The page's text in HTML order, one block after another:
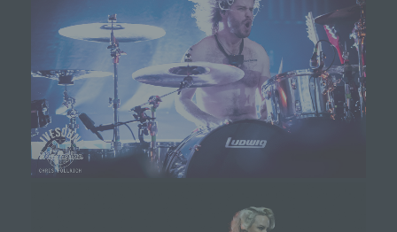
des Benutzers optimiert werden. Cookies
ermöglichen uns, wie bereits erwähnt, die
Benutzer unserer Internetseite wiederzuerkennen.
Zweck dieser Wiedererkennung ist es, den
Nutzern die Verwendung unserer Internetseite zu
erleichtern. Der Benutzer einer Internetseite, die
Cookies verwendet, muss beispielsweise nicht bei
jedem Besuch der Internetseite erneut seine
Zugangsdaten eingeben, weil dies von der
Internetseite und dem auf dem Computersystem
wird. Ein weiteres Beispiel ist das Cookie eines
Warenkorbes im Online-Shop. Der Online-Shop